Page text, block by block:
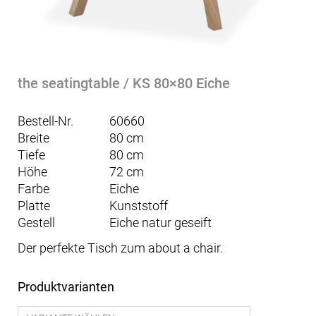
the seatingtable / KS 80×80 Eiche
Bestell-Nr.
60660
Breite
80 cm
Tiefe
80 cm
Höhe
72 cm
Farbe
Eiche
Platte
Kunststoff
Gestell
Eiche natur geseift
Der perfekte Tisch zum about a chair.
Produktvarianten